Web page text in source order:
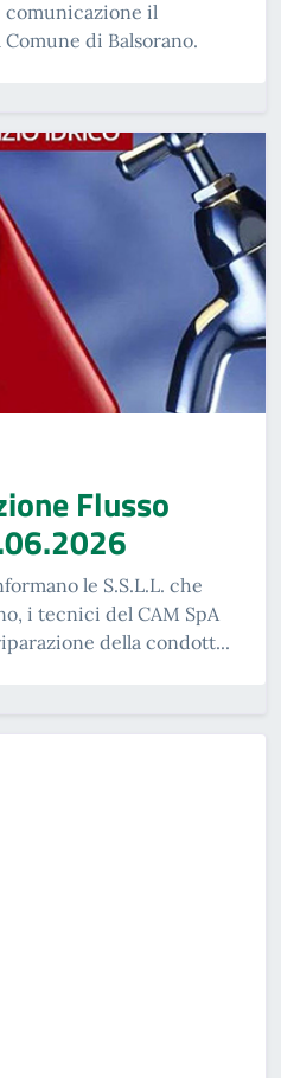
comunicazione il
di Balsorano.
Flusso
le S.S.L.L. che
i tecnici del CAM SpA
della condott...